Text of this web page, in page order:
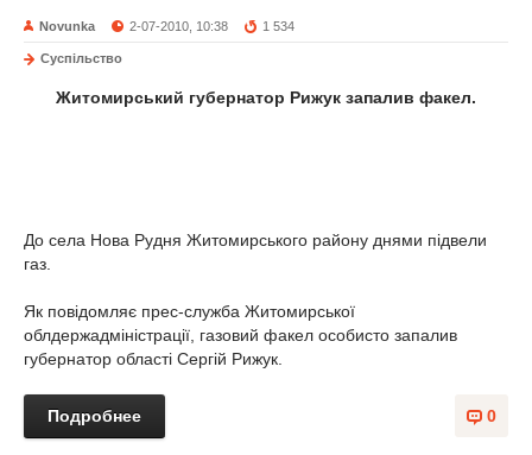
Novunka 2-07-2010, 10:38 1 534
Суспільство
Житомирський губернатор Рижук запалив факел.
До села Нова Рудня Житомирського району днями підвели
газ.
Як повідомляє прес-служба Житомирської
облдержадміністрації, газовий факел особисто запалив
губернатор області Сергій Рижук.
0
Подробнее